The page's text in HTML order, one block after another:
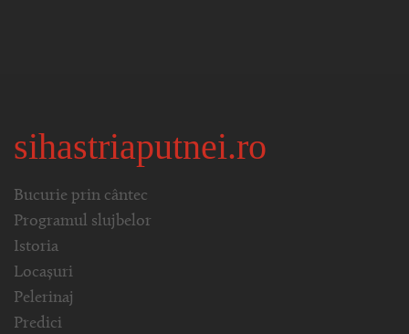
sihastriaputnei.ro
Bucurie prin cântec
Programul slujbelor
Istoria
Locașuri
Pelerinaj
Predici